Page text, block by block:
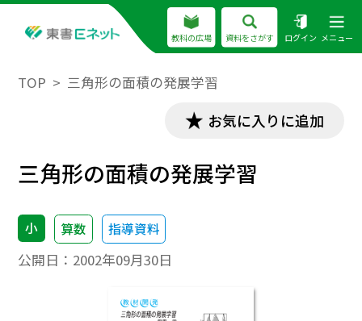
教科の広場 資料をさがす ログイン メニュー
TOP 三角形の面積の発展学習
お気に入りに追加
三角形の面積の発展学習
小 算数 指導資料
公開日： 2002年09月30日